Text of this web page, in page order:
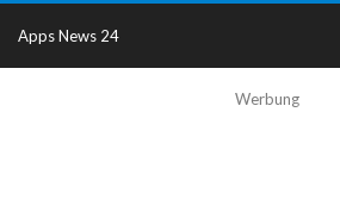
Werbung
Apps News 24